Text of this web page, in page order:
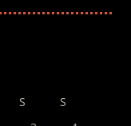
S
S